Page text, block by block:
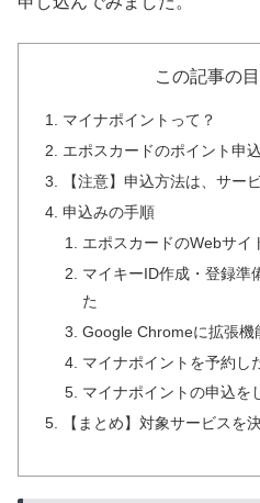
この記事の
マイナポイントって？
エポスカードのポイント申
【注意】申込方法は、サー
申込みの手順
エポスカードのWebサイ
マイキーID作成・登録準
た
Google Chromeに拡張機
マイナポイントを予約し
マイナポイントの申込を
【まとめ】対象サービスを